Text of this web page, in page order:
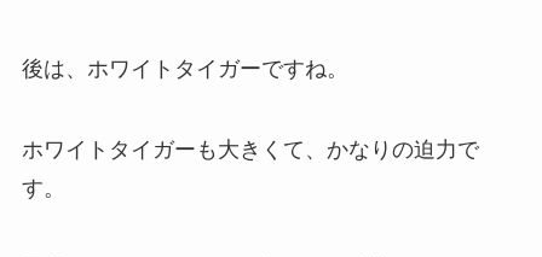
後は、ホワイトタイガーですね。
ホワイトタイガーも大きくて、かなりの迫力で
す。